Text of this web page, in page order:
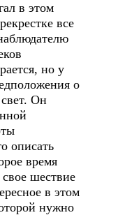
в этом
все
но у
о
Он
описать
время
свое шествие
в этом
нужно